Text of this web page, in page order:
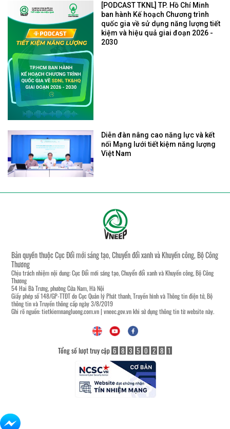
[PODCAST TKNL] TP. Hồ Chí Minh
ban hành Kế hoạch Chương trình
quốc gia về sử dụng năng lượng tiết
kiệm và hiệu quả giai đoạn 2026 -
2030
Diễn đàn nâng cao năng lực và kết
nối Mạng lưới tiết kiệm năng lượng
Việt Nam
Bản quyền thuộc Cục Đổi mới sáng tạo, Chuyển đổi xanh và Khuyến công, Bộ Công
Thương
Chịu trách nhiệm nội dung: Cục Đổi mới sáng tạo, Chuyển đổi xanh và Khuyến công, Bộ Công
Thương
54 Hai Bà Trưng, phường Cửa Nam, Hà Nội
Giấy phép số 148/GP-TTĐT do Cục Quản lý Phát thanh, Truyền hình và Thông tin điện tử, Bộ
thông tin và Truyền thông cấp ngày 3/8/2019
Ghi rõ nguồn:tietkiemnangluong.com.vn| vneec.gov.vnkhi sử dụng thông tin từ website này.
Tổng số lượt truy cập 6 8 3 5 0 2 8 1